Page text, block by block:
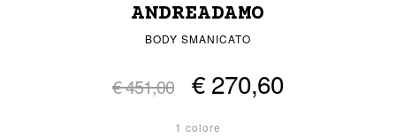
ANDREADAMO
BODY SMANICATO
€ 451,00 € 270,60
1 colore